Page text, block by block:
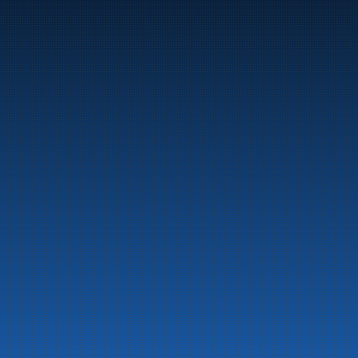
Marine
Auto & Industri
Bensinstasjoner
Tankingskort
Våre Produkter
Om selskapet
Aktuelt
Beredskapsinformasjon
Personvern
Kontakt oss